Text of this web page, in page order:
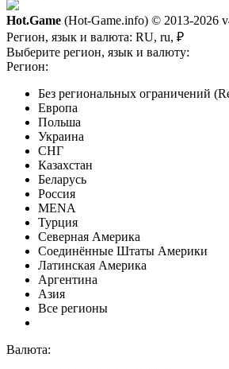
Hot.Game (Hot-Game.info) © 2013-2026
Регион, язык и валюта: RU, ru, ₽
Выберите регион, язык и валюту:
Регион:
Без региональных ограничений
Европа
Польша
Украина
СНГ
Казахстан
Беларусь
Россия
MENA
Турция
Северная Америка
Соединённые Штаты Америки
Латинская Америка
Аргентина
Азия
Все регионы
Валюта: